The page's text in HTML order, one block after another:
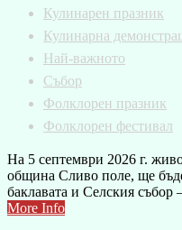
Кулинарен празник
Кулинарна
Най-важното
Събор
Фолклорен празник
Фолклорен фестивал
На 5 септември 2026 г.
община Сливо поле, ще
баклавата и Селския събор
More Info